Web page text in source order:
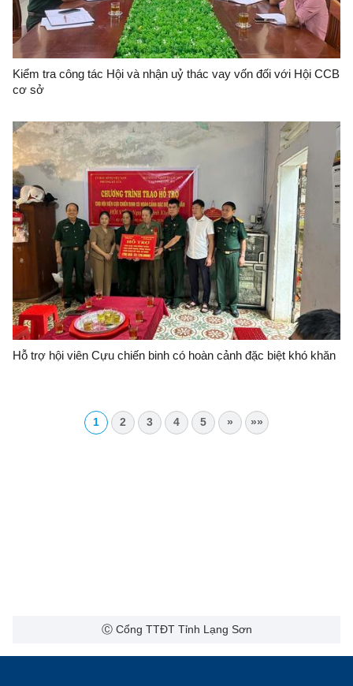
Kiểm tra công tác Hội và nhận uỷ thác vay vốn đối với Hội CCB
cơ sở
Hỗ trợ hội viên Cựu chiến binh có hoàn cảnh đặc biệt khó khăn
1 2 3 4 5 » »»
Ⓒ Cổng TTĐT Tỉnh Lạng Sơn